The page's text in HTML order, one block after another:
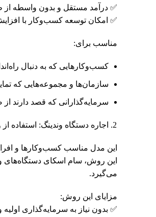
✅ درآمد مستقل و بدون واسطه
✅ امکان توسعه کسب‌وکار با
مناسب برای:
کسب‌وکارهایی که به دنبال
سازمان‌ها و مجموعه‌هایی که
سرمایه‌گذارانی که قصد دارند از
اجاره دستگاه وندینگ: استفاده از
این مدل مناسب کسب‌وکارها و
این روش، سام اسکای دستگاه‌های
می‌گیرد.
مزایای این روش:
✅ بدون نیاز به سرمایه‌گذاری